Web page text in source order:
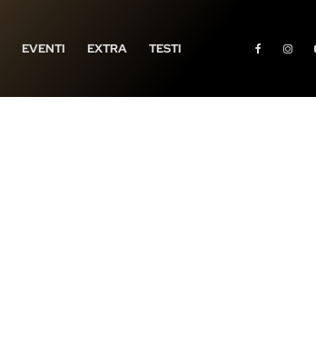
EVENTI EXTRA TESTI